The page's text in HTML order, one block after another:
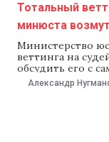
Тотальный
минюста
Министерство
веттинга на
обсудить его с
Высший совет
судей. NM
Александр